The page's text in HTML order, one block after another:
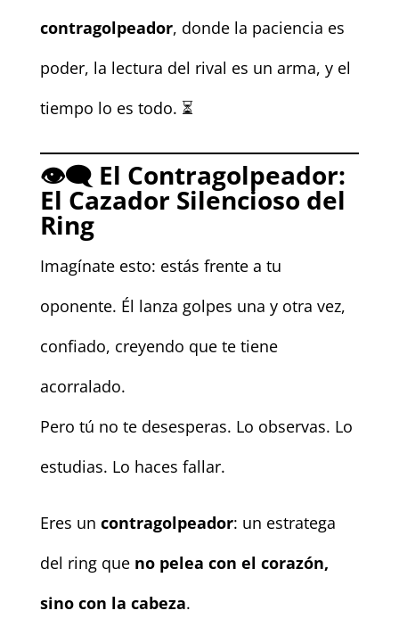
contragolpeador, donde la paciencia es
poder, la lectura del rival es un arma, y el
tiempo lo es todo. ⏳
👁️‍🗨️ El Contragolpeador:
El Cazador Silencioso del
Ring
Imagínate esto: estás frente a tu
oponente. Él lanza golpes una y otra vez,
confiado, creyendo que te tiene
acorralado.
Pero tú no te desesperas. Lo observas. Lo
estudias. Lo haces fallar.
Eres un contragolpeador: un estratega
del ring que no pelea con el corazón,
sino con la cabeza.